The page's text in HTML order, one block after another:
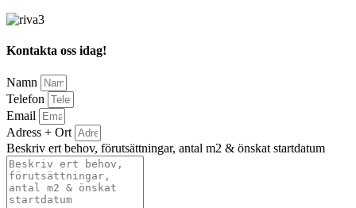
Kontakta oss idag!
Namn
Telefon
Email
Adress + Ort
Beskriv ert behov, förutsättningar, antal m2 & önskat startdatum